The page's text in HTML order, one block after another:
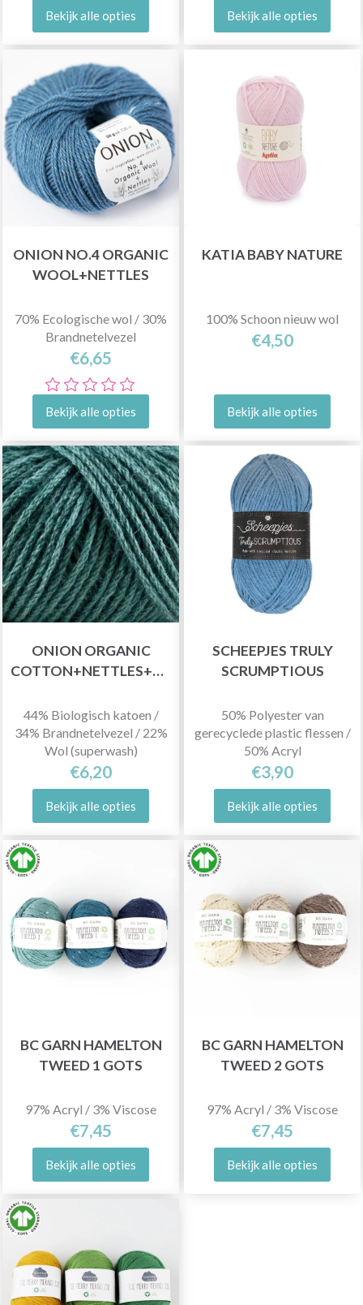
Bekijk alle opties Bekijk alle opties
ONION NO.4 ORGANIC
WOOL+NETTLES
70% Ecologische wol / 30%
Brandnetelvezel
€6,65
Bekijk alle opties
KATIA BABY NATURE
100% Schoon nieuw wol
€4,50
Bekijk alle opties
ONION ORGANIC
COTTON+NETTLES+WOOL
44% Biologisch katoen /
34% Brandnetelvezel / 22%
Wol (superwash)
€6,20
Bekijk alle opties
SCHEEPJES TRULY
SCRUMPTIOUS
50% Polyester van
gerecyclede plastic flessen /
50% Acryl
€3,90
Bekijk alle opties
BC GARN HAMELTON
TWEED 1 GOTS
97% Acryl / 3% Viscose
€7,45
Bekijk alle opties
BC GARN HAMELTON
TWEED 2 GOTS
97% Acryl / 3% Viscose
€7,45
Bekijk alle opties